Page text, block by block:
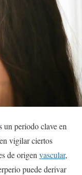
un periodo clave en
vigilar ciertos
de origen vascular,
puede derivar